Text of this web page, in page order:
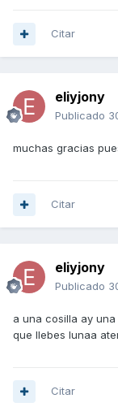
Citar
eliyjony
Publicado
muchas gracias
Citar
eliyjony
Publicado
a una cosilla ay
que llebes lunaa
Citar